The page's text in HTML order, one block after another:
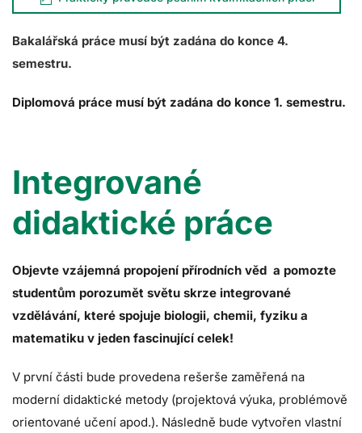
Bakalářská práce musí být zadána do konce 4.
semestru.
Diplomová práce musí být zadána do konce 1. semestru.
Integrované
didaktické práce
Objevte vzájemná propojení přírodních věd a pomozte
studentům porozumět světu skrze integrované
vzdělávání, které spojuje biologii, chemii, fyziku a
matematiku v jeden fascinující celek!
V první části bude provedena rešerše zaměřená na
moderní didaktické metody (projektová výuka, problémově
orientované učení apod.). Následně bude vytvořen vlastní